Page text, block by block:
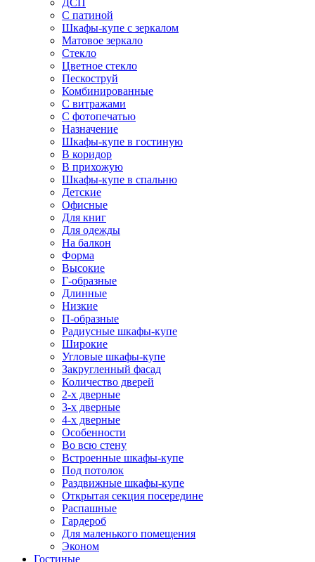
ДСП
С патиной
Шкафы-купе с зеркалом
Матовое зеркало
Стекло
Цветное стекло
Пескоструй
Комбинированные
С витражами
С фотопечатью
Назначение
Шкафы-купе в гостиную
В коридор
В прихожую
Шкафы-купе в спальню
Детские
Офисные
Для книг
Для одежды
На балкон
Форма
Высокие
Г-образные
Длинные
Низкие
П-образные
Радиусные шкафы-купе
Широкие
Угловые шкафы-купе
Закругленный фасад
Количество дверей
2-х дверные
3-х дверные
4-х дверные
Особенности
Во всю стену
Встроенные шкафы-купе
Под потолок
Раздвижные шкафы-купе
Открытая секция посередине
Распашные
Гардероб
Для маленького помещения
Эконом
Гостиные